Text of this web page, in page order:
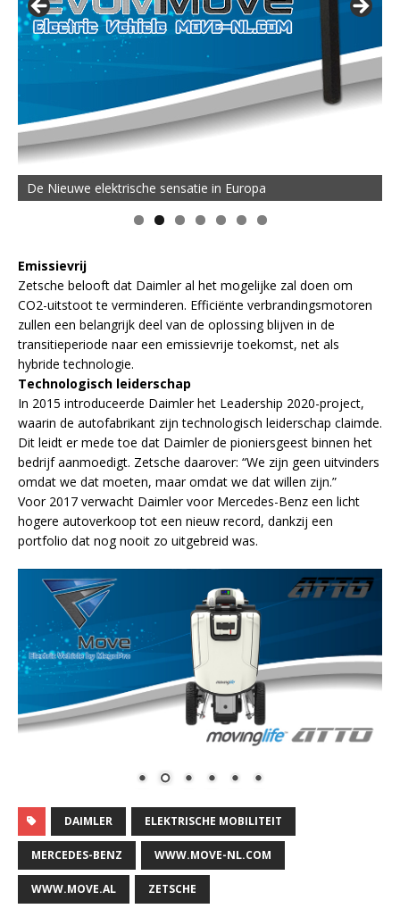
De Nieuwe elektrische sensatie in Europa
Emissievrij
Zetsche belooft dat Daimler al het mogelijke zal doen om
CO2-uitstoot te verminderen. Efficiënte verbrandingsmotoren
zullen een belangrijk deel van de oplossing blijven in de
transitieperiode naar een emissievrije toekomst, net als
hybride technologie.
Technologisch leiderschap
In 2015 introduceerde Daimler het Leadership 2020-project,
waarin de autofabrikant zijn technologisch leiderschap claimde.
Dit leidt er mede toe dat Daimler de pioniersgeest binnen het
bedrijf aanmoedigt. Zetsche daarover: “We zijn geen uitvinders
omdat we dat moeten, maar omdat we dat willen zijn.”
Voor 2017 verwacht Daimler voor Mercedes-Benz een licht
hogere autoverkoop tot een nieuw record, dankzij een
portfolio dat nog nooit zo uitgebreid was.
DAIMLER ELEKTRISCHE MOBILITEIT
MERCEDES-BENZ WWW.MOVE-NL.COM
WWW.MOVE.AL ZETSCHE